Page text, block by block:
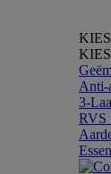
Anti-
3-
RVS